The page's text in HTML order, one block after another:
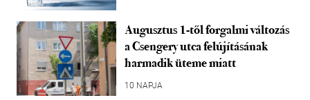
Augusztus 1-től forgalmi változás
a Csengery utca felújításának
harmadik üteme miatt
10 NAPJA